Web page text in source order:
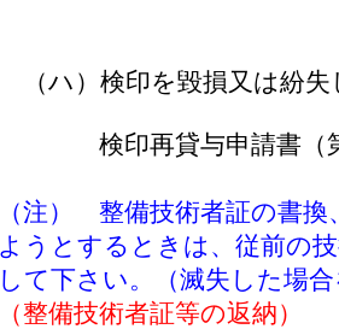
（ハ）検印を毀損又は紛失
検印再貸与申請書（
（注） 整備技術者証の書
ようとするときは、従前の
して下さい。（滅失した場
（整備技術者証等の返納）